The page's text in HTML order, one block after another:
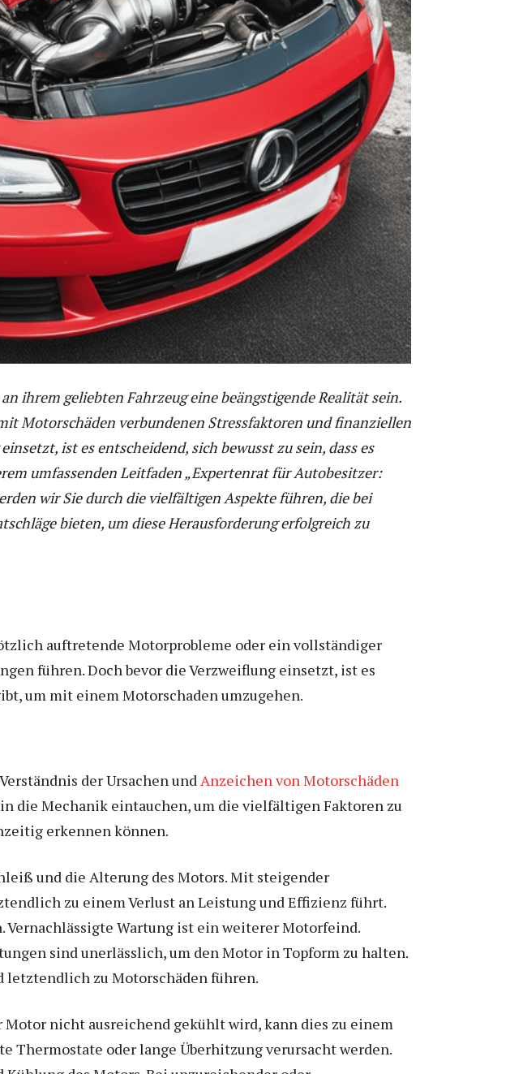
ihrem geliebten Fahrzeug eine beängstigende Realität sein.
Motorschäden verbundenen Stressfaktoren und finanziellen
ist es entscheidend, sich bewusst zu sein, dass es
umfassenden Leitfaden „Expertenrat für Autobesitzer:
wir Sie durch die vielfältigen Aspekte führen, die bei
bieten, um diese Herausforderung erfolgreich zu
auftretende Motorprobleme oder ein vollständiger
führen. Doch bevor die Verzweiflung einsetzt, ist es
um mit einem Motorschaden umzugehen.
der Ursachen undAnzeichen von Motorschäden
die Mechanik eintauchen, um die vielfältigen Faktoren zu
erkennen können.
und die Alterung des Motors. Mit steigender
zu einem Verlust an Leistung und Effizienz führt.
Vernachlässigte Wartung ist ein weiterer Motorfeind.
sind unerlässlich, um den Motor in Topform zu halten.
letztendlich zu Motorschäden führen.
nicht ausreichend gekühlt wird, kann dies zu einem
Thermostate oder lange Überhitzung verursacht werden.